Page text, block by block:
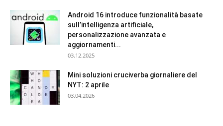
Android 16 introduce funzionalità basate
sull’intelligenza artificiale,
personalizzazione avanzata e
aggiornamenti...
03.12.2025
Mini soluzioni cruciverba giornaliere del
NYT: 2 aprile
03.04.2026